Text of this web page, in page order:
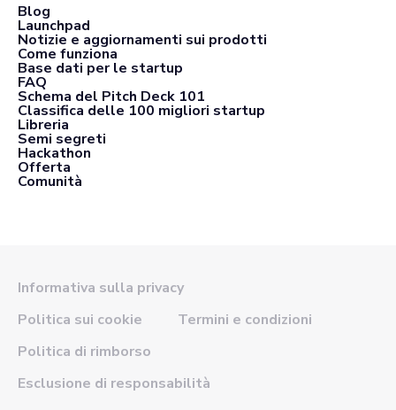
Blog
Launchpad
Notizie e aggiornamenti sui prodotti
Come funziona
Base dati per le startup
FAQ
Schema del Pitch Deck 101
Classifica delle 100 migliori startup
Libreria
Semi segreti
Hackathon
Offerta
Comunità
Informativa sulla privacy
Politica sui cookie
Termini e condizioni
Politica di rimborso
Esclusione di responsabilità